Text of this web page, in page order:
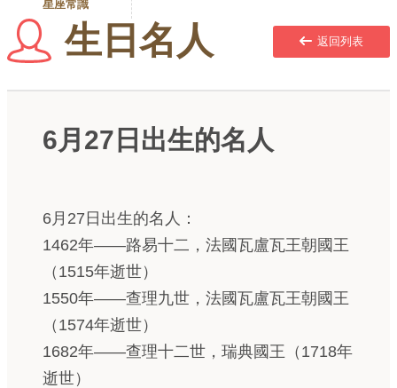
星座常識
生日名人 返回列表
6月27日出生的名人
6月27日出生的名人：
1462年——路易十二，法國瓦盧瓦王朝國王
（1515年逝世）
1550年——查理九世，法國瓦盧瓦王朝國王
（1574年逝世）
1682年——查理十二世，瑞典國王（1718年
逝世）